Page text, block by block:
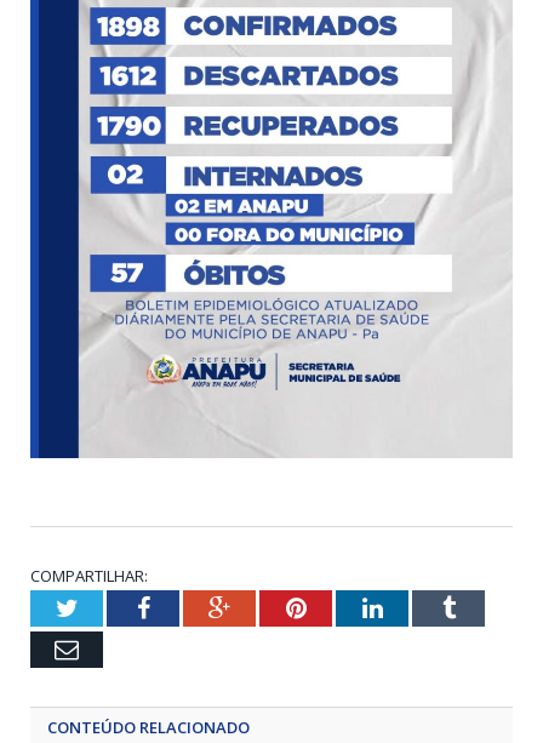
COMPARTILHAR:
TwitterFacebookGoogle+PinterestLinkedInTumblr
Email
CONTEÚDO RELACIONADO